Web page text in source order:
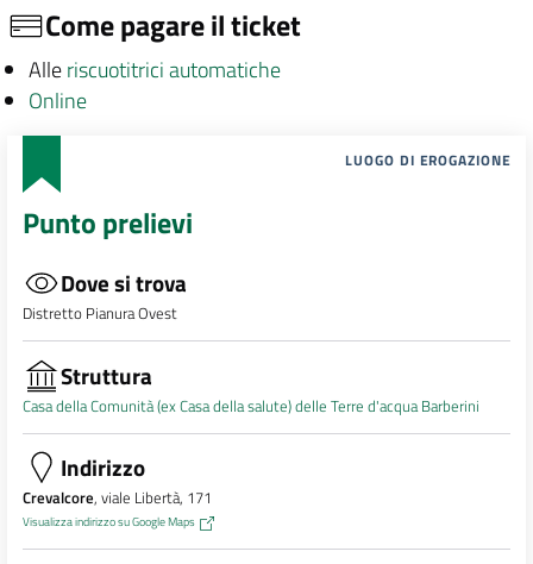
Come pagare il ticket
Alleriscuotitrici automatiche
Online
LUOGO DI EROGAZIONE
Punto prelievi
Dove si trova
Distretto Pianura Ovest
Struttura
Casa della Comunità (ex Casa della salute) delle Terre d'acqua Barberini
Indirizzo
Crevalcore, viale Libertà, 171
Visualizza indirizzo su Google Maps